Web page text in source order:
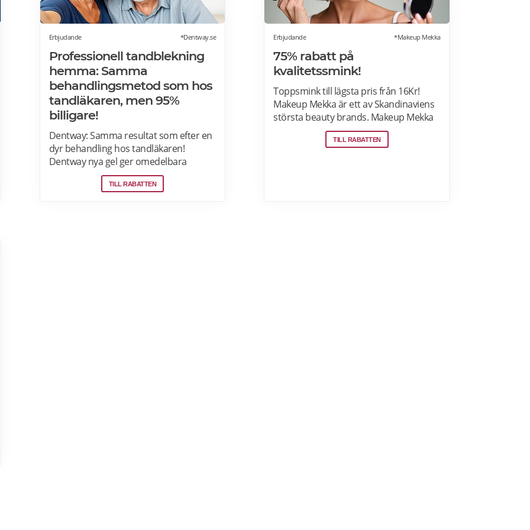
Erbjudande *Dentway.se
Professionell tandblekning
hemma: Samma
behandlingsmetod som hos
tandläkaren, men 95%
billigare!
Dentway: Samma resultat som efter en
dyr behandling hos tandläkaren!
Dentway nya gel ger omedelbara
resultat redan efter 10 minuter och
verkar helt utan ilningar eller irritation i
TILL RABATTEN
Erbjudande *Makeup Mekka
75% rabatt på
kvalitetssmink!
Toppsmink till lägsta pris från 16Kr!
Makeup Mekka är ett av Skandinaviens
största beauty brands. Makeup Mekka
produkter tillverkas i samma fabriker
som stora internationella beauty
TILL RABATTEN